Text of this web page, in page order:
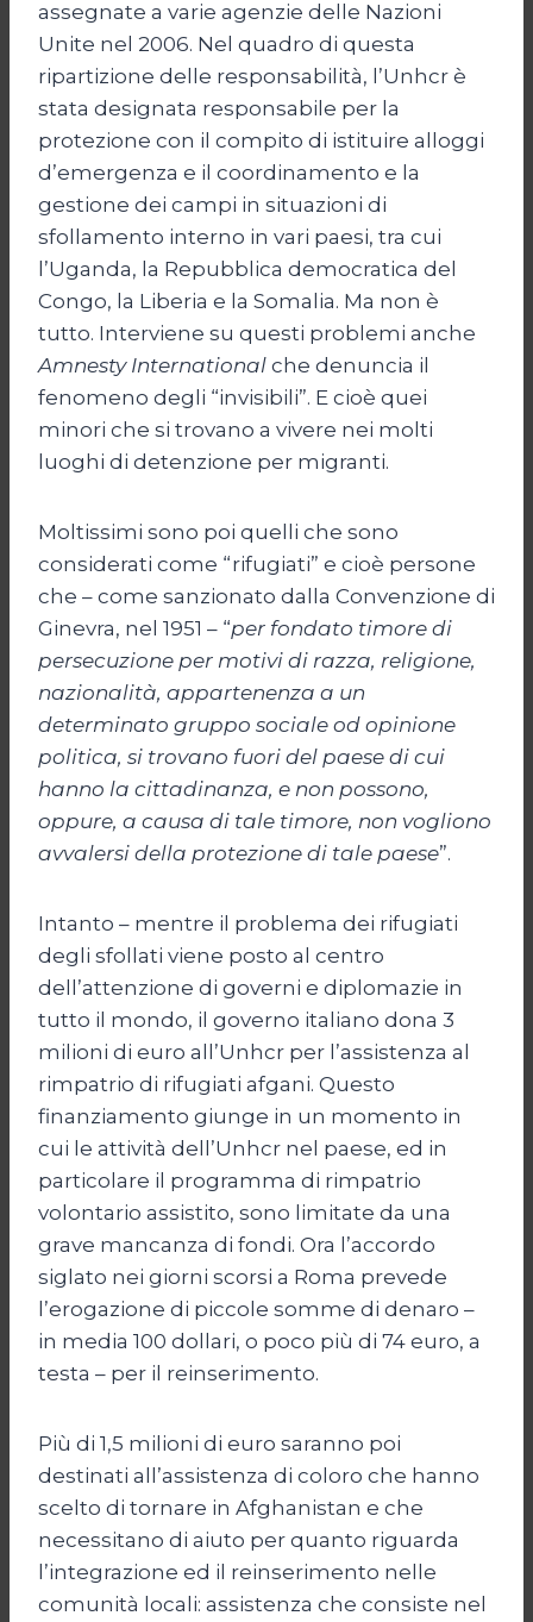
assegnate a varie agenzie delle Nazioni
Unite nel 2006. Nel quadro di questa
ripartizione delle responsabilità, l’Unhcr è
stata designata responsabile per la
protezione con il compito di istituire alloggi
d’emergenza e il coordinamento e la
gestione dei campi in situazioni di
sfollamento interno in vari paesi, tra cui
l’Uganda, la Repubblica democratica del
Congo, la Liberia e la Somalia. Ma non è
tutto. Interviene su questi problemi anche
Amnesty International che denuncia il
fenomeno degli “invisibili”. E cioè quei
minori che si trovano a vivere nei molti
luoghi di detenzione per migranti.
Moltissimi sono poi quelli che sono
considerati come “rifugiati” e cioè persone
che – come sanzionato dalla Convenzione di
Ginevra, nel 1951 – “per fondato timore di
persecuzione per motivi di razza, religione,
nazionalità, appartenenza a un
determinato gruppo sociale od opinione
politica, si trovano fuori del paese di cui
hanno la cittadinanza, e non possono,
oppure, a causa di tale timore, non vogliono
avvalersi della protezione di tale paese”.
Intanto – mentre il problema dei rifugiati
degli sfollati viene posto al centro
dell’attenzione di governi e diplomazie in
tutto il mondo, il governo italiano dona 3
milioni di euro all’Unhcr per l’assistenza al
rimpatrio di rifugiati afgani. Questo
finanziamento giunge in un momento in
cui le attività dell’Unhcr nel paese, ed in
particolare il programma di rimpatrio
volontario assistito, sono limitate da una
grave mancanza di fondi. Ora l’accordo
siglato nei giorni scorsi a Roma prevede
l’erogazione di piccole somme di denaro –
in media 100 dollari, o poco più di 74 euro, a
testa – per il reinserimento.
Più di 1,5 milioni di euro saranno poi
destinati all’assistenza di coloro che hanno
scelto di tornare in Afghanistan e che
necessitano di aiuto per quanto riguarda
l’integrazione ed il reinserimento nelle
comunità locali: assistenza che consiste nel